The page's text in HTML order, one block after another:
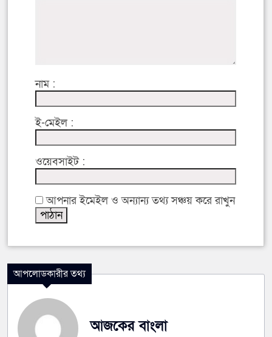
নাম :
ই-মেইল :
ওয়েবসাইট :
আপনার ইমেইল ও অন্যান্য তথ্য সঞ্চয় করে রাখুন
আপলোডকারীর তথ্য
আজকের বাংলা